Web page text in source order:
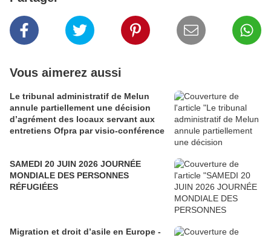
Vous aimerez aussi
Le tribunal administratif de Melun
annule partiellement une décision
d’agrément des locaux servant aux
entretiens Ofpra par visio-conférence
SAMEDI 20 JUIN 2026 JOURNÉE
MONDIALE DES PERSONNES
RÉFUGIÉES
Migration et droit d’asile en Europe -